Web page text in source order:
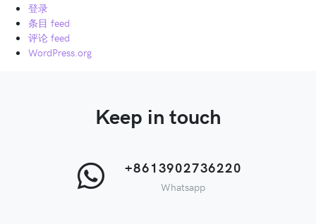
登录
条目 feed
评论 feed
WordPress.org
Keep in touch
+8613902736220
Whatsapp